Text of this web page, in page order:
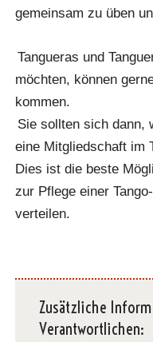
gemeinsam zu üben
Tangueras und
möchten, können
kommen.
Sie sollten sich dann,
eine Mitgliedschaft im
Dies ist die beste
zur Pflege einer
verteilen.
Zusätzliche
Verantwortlichen: